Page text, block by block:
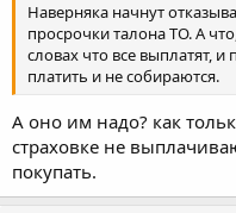
Наверняка начнут
просрочки талона ТО. А
словах что все выплатят,
платить и не собираются.
А оно им надо? как
страховке не
покупать.